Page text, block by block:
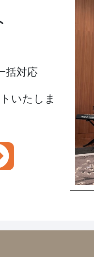
括対応
いたしま